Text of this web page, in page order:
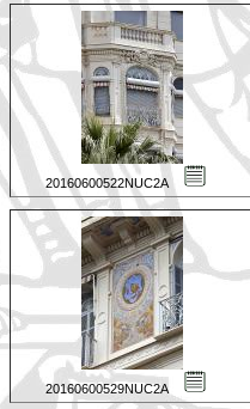
20160600522NUC2A
20160600529NUC2A